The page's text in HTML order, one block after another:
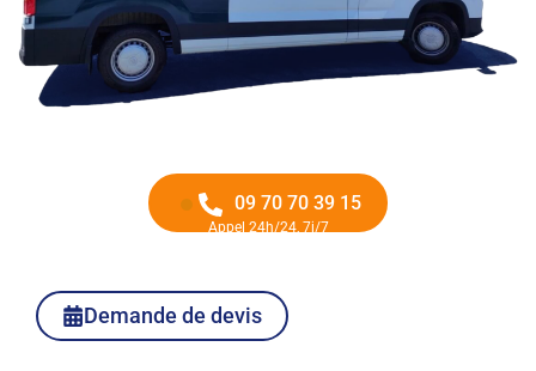
09 70 70 39 15
Appel 24h/24, 7j/7
Demande de devis